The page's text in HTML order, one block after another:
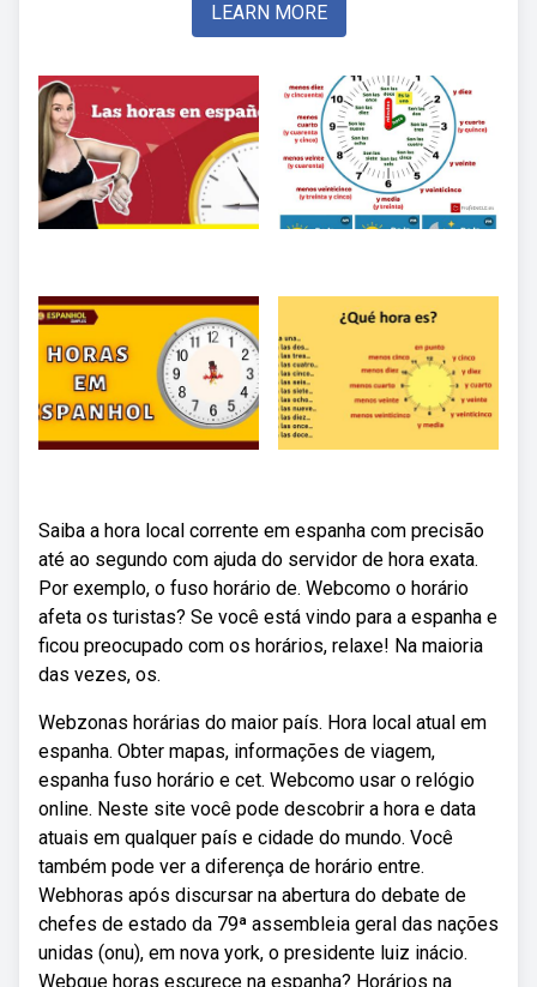
LEARN MORE
Saiba a hora local corrente em espanha com precisão
até ao segundo com ajuda do servidor de hora exata.
Por exemplo, o fuso horário de. Webcomo o horário
afeta os turistas? Se você está vindo para a espanha e
ficou preocupado com os horários, relaxe! Na maioria
das vezes, os.
Webzonas horárias do maior país. Hora local atual em
espanha. Obter mapas, informações de viagem,
espanha fuso horário e cet. Webcomo usar o relógio
online. Neste site você pode descobrir a hora e data
atuais em qualquer país e cidade do mundo. Você
também pode ver a diferença de horário entre.
Webhoras após discursar na abertura do debate de
chefes de estado da 79ª assembleia geral das nações
unidas (onu), em nova york, o presidente luiz inácio.
Webque horas escurece na espanha? Horários na